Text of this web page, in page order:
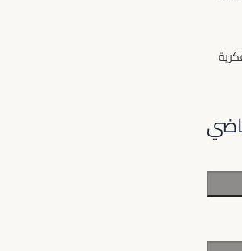
النزاعات